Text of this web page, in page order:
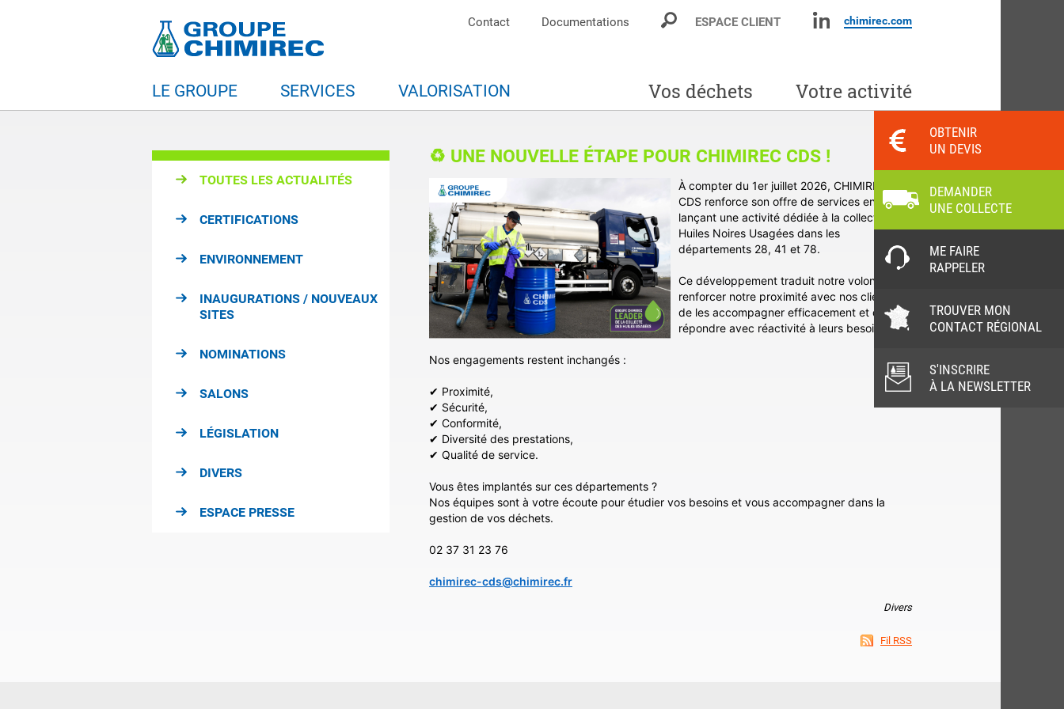
♻️ UNE NOUVELLE ÉTAPE POUR CHIMIREC CDS !
À compter du 1er juillet 2026, CHIMIREC
CDS renforce son offre de services en
lançant une activité dédiée à la collecte des
Huiles Noires Usagées dans les
départements 28, 41 et 78.
Ce développement traduit notre volonté de
renforcer notre proximité avec nos clients,
de les accompagner efficacement et de
répondre avec réactivité à leurs besoins.
Nos engagements restent inchangés :
✔ Proximité,
✔ Sécurité,
✔ Conformité,
✔ Diversité des prestations,
✔ Qualité de service.
Vous êtes implantés sur ces départements ?
Nos équipes sont à votre écoute pour étudier vos besoins et vous accompagner dans la
gestion de vos déchets.
02 37 31 23 76
chimirec-cds@chimirec.fr
Divers
Fil RSS
Contact Documentations ESPACE CLIENT chimirec.com
LE GROUPE SERVICES VALORISATION Vos déchets Votre activité
TOUTES LES ACTUALITÉS
CERTIFICATIONS
ENVIRONNEMENT
INAUGURATIONS / NOUVEAUX
SITES
NOMINATIONS
SALONS
LÉGISLATION
DIVERS
ESPACE PRESSE
OBTENIR
UN DEVIS
DEMANDER
UNE COLLECTE
ME FAIRE
RAPPELER
TROUVER MON
CONTACT RÉGIONAL
S'INSCRIRE
À LA NEWSLETTER